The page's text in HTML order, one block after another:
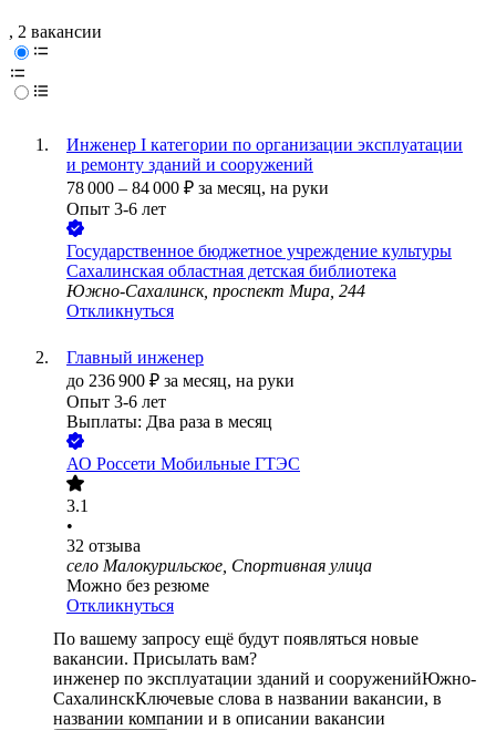
, 2 вакансии
Инженер I категории по организации эксплуатации
и ремонту зданий и сооружений
78 000 – 84 000 ₽ за месяц, на руки
Опыт 3-6 лет
Государственное бюджетное учреждение культуры
Сахалинская областная детская библиотека
Южно-Сахалинск, проспект Мира, 244
Откликнуться
Главный инженер
до 236 900 ₽ за месяц, на руки
Опыт 3-6 лет
Выплаты: Два раза в месяц
АО Россети Мобильные ГТЭС
3.1
•
32 отзыва
село Малокурильское, Спортивная улица
Можно без резюме
Откликнуться
По вашему запросу ещё будут появляться новые
вакансии. Присылать вам?
инженер по эксплуатации зданий и сооруженийЮжно-
СахалинскКлючевые слова в названии вакансии, в
названии компании и в описании вакансии